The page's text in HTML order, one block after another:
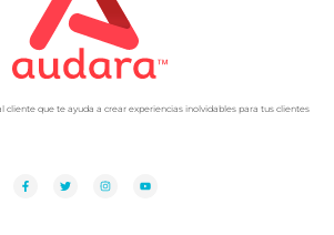
cliente que te ayuda a crear experiencias inolvidables para tus clientes